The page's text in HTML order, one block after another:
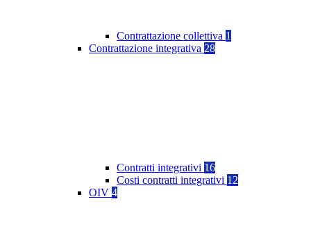
Contrattazione collettiva 1
Contrattazione integrativa 28
Contratti integrativi 16
Costi contratti integrativi 12
OIV 4